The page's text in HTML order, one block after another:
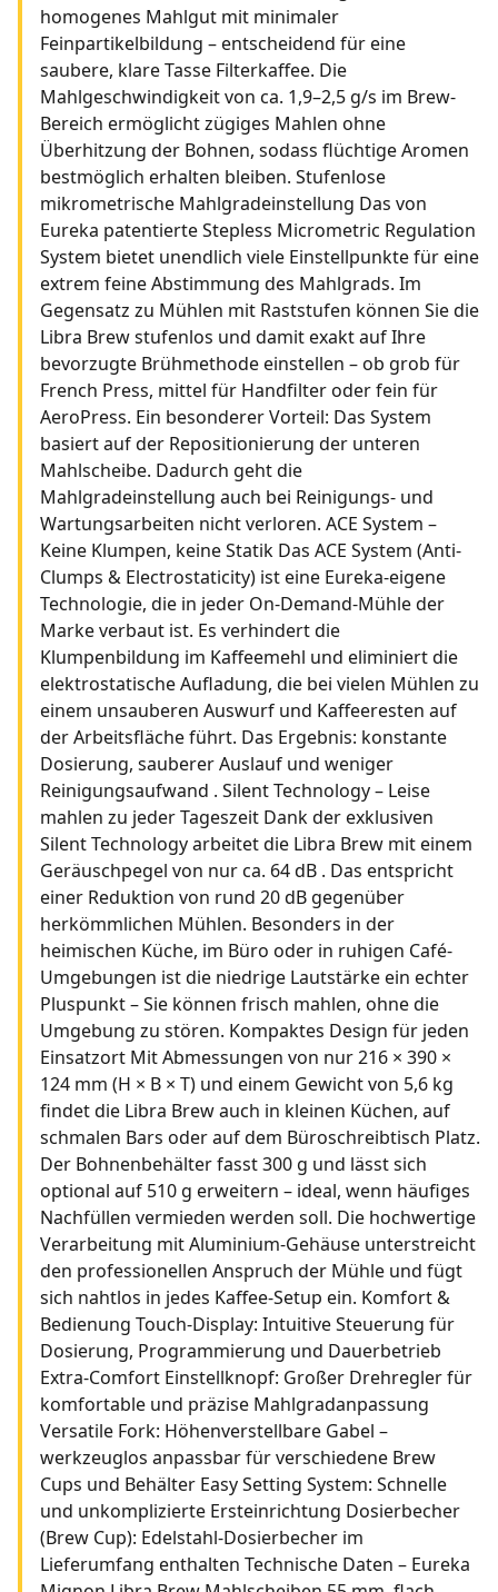
homogenes Mahlgut mit minimaler
Feinpartikelbildung – entscheidend für eine
saubere, klare Tasse Filterkaffee. Die
Mahlgeschwindigkeit von ca. 1,9–2,5 g/s im Brew-
Bereich ermöglicht zügiges Mahlen ohne
Überhitzung der Bohnen, sodass flüchtige Aromen
bestmöglich erhalten bleiben. Stufenlose
mikrometrische Mahlgradeinstellung Das von
Eureka patentierte Stepless Micrometric Regulation
System bietet unendlich viele Einstellpunkte für eine
extrem feine Abstimmung des Mahlgrads. Im
Gegensatz zu Mühlen mit Raststufen können Sie die
Libra Brew stufenlos und damit exakt auf Ihre
bevorzugte Brühmethode einstellen – ob grob für
French Press, mittel für Handfilter oder fein für
AeroPress. Ein besonderer Vorteil: Das System
basiert auf der Repositionierung der unteren
Mahlscheibe. Dadurch geht die
Mahlgradeinstellung auch bei Reinigungs- und
Wartungsarbeiten nicht verloren. ACE System –
Keine Klumpen, keine Statik Das ACE System (Anti-
Clumps & Electrostaticity) ist eine Eureka-eigene
Technologie, die in jeder On-Demand-Mühle der
Marke verbaut ist. Es verhindert die
Klumpenbildung im Kaffeemehl und eliminiert die
elektrostatische Aufladung, die bei vielen Mühlen zu
einem unsauberen Auswurf und Kaffeeresten auf
der Arbeitsfläche führt. Das Ergebnis: konstante
Dosierung, sauberer Auslauf und weniger
Reinigungsaufwand . Silent Technology – Leise
mahlen zu jeder Tageszeit Dank der exklusiven
Silent Technology arbeitet die Libra Brew mit einem
Geräuschpegel von nur ca. 64 dB . Das entspricht
einer Reduktion von rund 20 dB gegenüber
herkömmlichen Mühlen. Besonders in der
heimischen Küche, im Büro oder in ruhigen Café-
Umgebungen ist die niedrige Lautstärke ein echter
Pluspunkt – Sie können frisch mahlen, ohne die
Umgebung zu stören. Kompaktes Design für jeden
Einsatzort Mit Abmessungen von nur 216 × 390 ×
124 mm (H × B × T) und einem Gewicht von 5,6 kg
findet die Libra Brew auch in kleinen Küchen, auf
schmalen Bars oder auf dem Büroschreibtisch Platz.
Der Bohnenbehälter fasst 300 g und lässt sich
optional auf 510 g erweitern – ideal, wenn häufiges
Nachfüllen vermieden werden soll. Die hochwertige
Verarbeitung mit Aluminium-Gehäuse unterstreicht
den professionellen Anspruch der Mühle und fügt
sich nahtlos in jedes Kaffee-Setup ein. Komfort &
Bedienung Touch-Display: Intuitive Steuerung für
Dosierung, Programmierung und Dauerbetrieb
Extra-Comfort Einstellknopf: Großer Drehregler für
komfortable und präzise Mahlgradanpassung
Versatile Fork: Höhenverstellbare Gabel –
werkzeuglos anpassbar für verschiedene Brew
Cups und Behälter Easy Setting System: Schnelle
und unkomplizierte Ersteinrichtung Dosierbecher
(Brew Cup): Edelstahl-Dosierbecher im
Lieferumfang enthalten Technische Daten – Eureka